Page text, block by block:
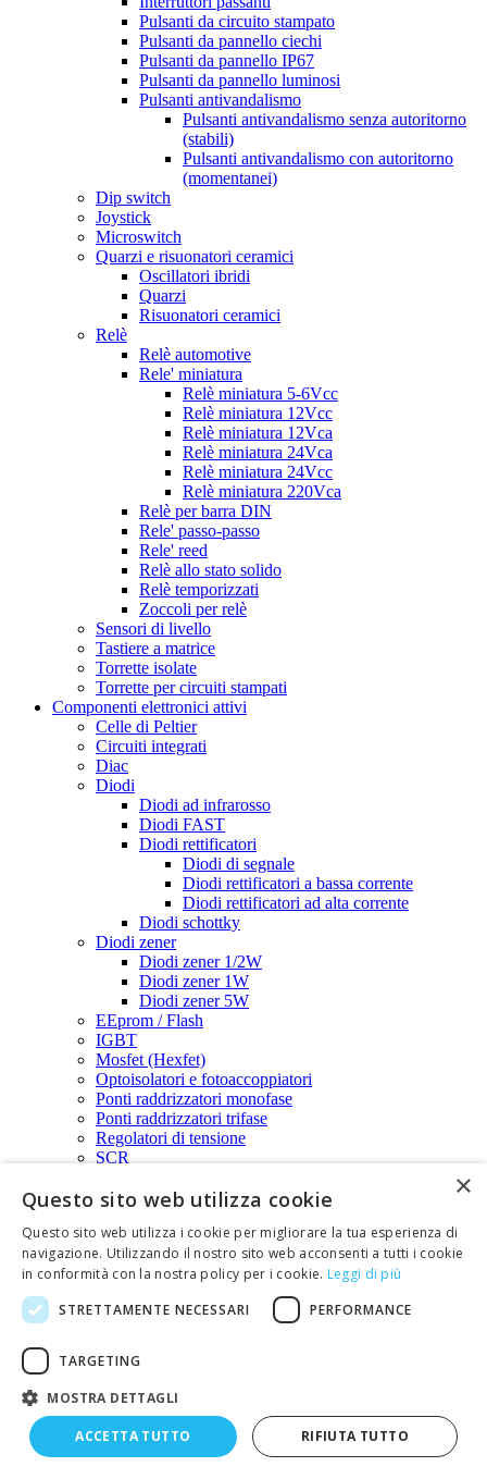
Pulsanti da circuito stampato
Pulsanti da pannello ciechi
Pulsanti da pannello IP67
Pulsanti da pannello luminosi
Pulsanti antivandalismo
Pulsanti antivandalismo senza autoritorno
(stabili)
Pulsanti antivandalismo con autoritorno
(momentanei)
Dip switch
Joystick
Microswitch
Quarzi e risuonatori ceramici
Oscillatori ibridi
Quarzi
Risuonatori ceramici
Relè
Relè automotive
Rele' miniatura
Relè miniatura 5-6Vcc
Relè miniatura 12Vcc
Relè miniatura 12Vca
Relè miniatura 24Vca
Relè miniatura 24Vcc
Relè miniatura 220Vca
Relè per barra DIN
Rele' passo-passo
Rele' reed
Relè allo stato solido
Relè temporizzati
Zoccoli per relè
Sensori di livello
Tastiere a matrice
Torrette isolate
Torrette per circuiti stampati
Componenti elettronici attivi
Celle di Peltier
Circuiti integrati
Diac
Diodi
Diodi ad infrarosso
Diodi FAST
Diodi rettificatori
Diodi di segnale
Diodi rettificatori a bassa corrente
Diodi rettificatori ad alta corrente
Diodi schottky
Diodi zener
Diodi zener 1/2W
Diodi zener 1W
Diodi zener 5W
EEprom / Flash
IGBT
Mosfet (Hexfet)
Optoisolatori e fotoaccoppiatori
Ponti raddrizzatori monofase
Ponti raddrizzatori trifase
Regolatori di tensione
SCR
Transistors
TRIAC
Varistori
Componenti elettronici passivi
Condensatori ad altissima capacità
Condensatori ceramici
Condensatori elettrolitici
(radiale)
Condensatori elettrolitici radiali con
capacità magg.di 1.000uF
Condensatori elettrolitici radiali da 150uF a
×
Questo sito web utilizza cookie
Questo sito web utilizza i cookie per migliorare la tua esperienza di
navigazione. Utilizzando il nostro sito web acconsenti a tutti i cookie
in conformità con la nostra policy per i cookie. Leggi di più
STRETTAMENTE NECESSARI
PERFORMANCE
TARGETING
MOSTRA DETTAGLI
ACCETTA TUTTO RIFIUTA TUTTO